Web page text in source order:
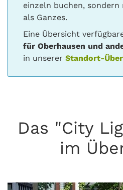
einzeln buchen,
als Ganzes.
Eine Übersicht
für Oberhausen und
in unsererStandort-
Das "City
im